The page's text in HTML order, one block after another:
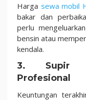
Harga sewa mobil
bakar dan
perlu
bensin atau
kendala.
3. Supir
Profesional
Keuntungan